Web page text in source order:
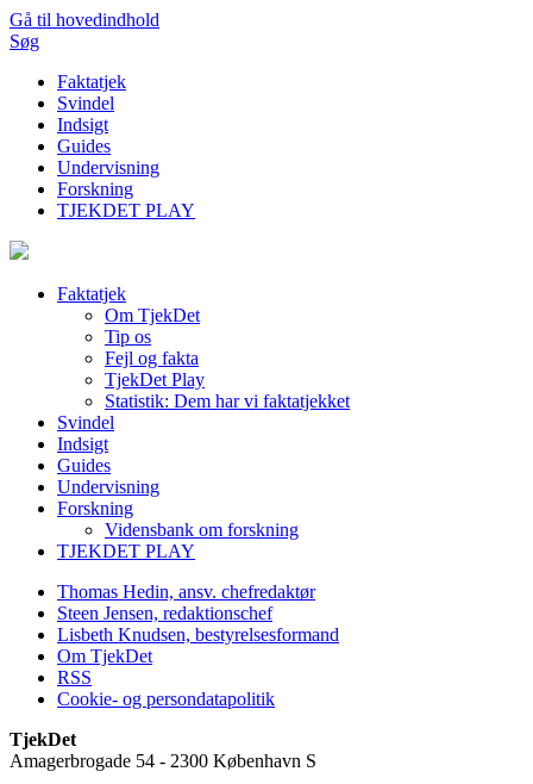
Gå til hovedindhold
Søg
Faktatjek
Svindel
Indsigt
Guides
Undervisning
Forskning
TJEKDET PLAY
Faktatjek
Om TjekDet
Tip os
Fejl og fakta
TjekDet Play
Statistik: Dem har vi faktatjekket
Svindel
Indsigt
Guides
Undervisning
Forskning
Vidensbank om forskning
TJEKDET PLAY
Thomas Hedin, ansv. chefredaktør
Steen Jensen, redaktionschef
Lisbeth Knudsen, bestyrelsesformand
Om TjekDet
RSS
Cookie- og persondatapolitik
TjekDet
Amagerbrogade 54 - 2300 København S